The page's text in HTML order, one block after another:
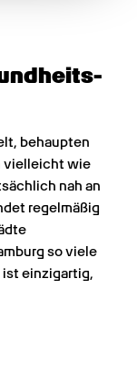
behaupten
vielleicht wie
nah an
regelmäßig
so viele
einzigartig,